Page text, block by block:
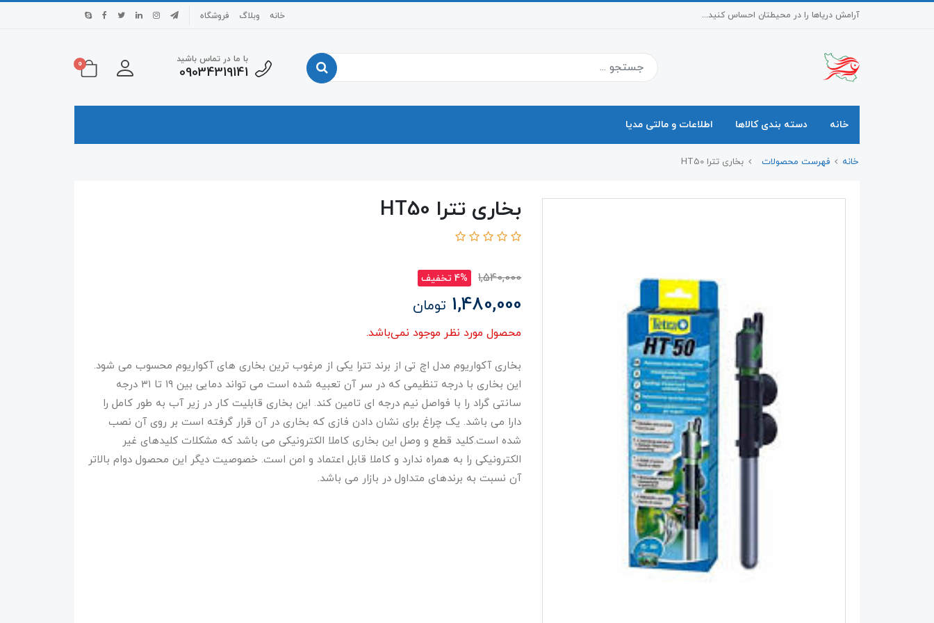
آرامش دریاها را در محیطتان احساس کنید... خانه وبلاگ فروشگاه
با ما در تماس باشید
09034319141
0
خانه دسته بندی کالاها اطلاعات و مالتی مدیا
خانه فهرست محصولات بخاری تترا HT50
بخاری تترا HT50
1,540,000 4% تخفیف
1,480,000 تومان
محصول مورد نظر موجود نمی‌باشد.
بخاری آکواریوم مدل اچ تی از برند تترا یکی از مرغوب ترین بخاری های آکواریوم محسوب می شود.
این بخاری با درجه تنظیمی که در سر آن تعبیه شده است می تواند دمایی بین ۱۹ تا ۳۱ درجه
سانتی گراد را با فواصل نیم درجه ای تامین کند. این بخاری قابلیت کار در زیر آب به طور کامل را
دارا می باشد. یک چراغ برای نشان دادن فازی که بخاری در آن قرار گرفته است بر روی آن نصب
شده است.کلید قطع و وصل این بخاری کاملا الکترونیکی می باشد که مشکلات کلیدهای غیر
الکترونیکی را به همراه ندارد و کاملا قابل اعتماد و امن است. خصوصیت دیگر این محصول دوام بالاتر
آن نسبت به برندهای متداول در بازار می باشد.